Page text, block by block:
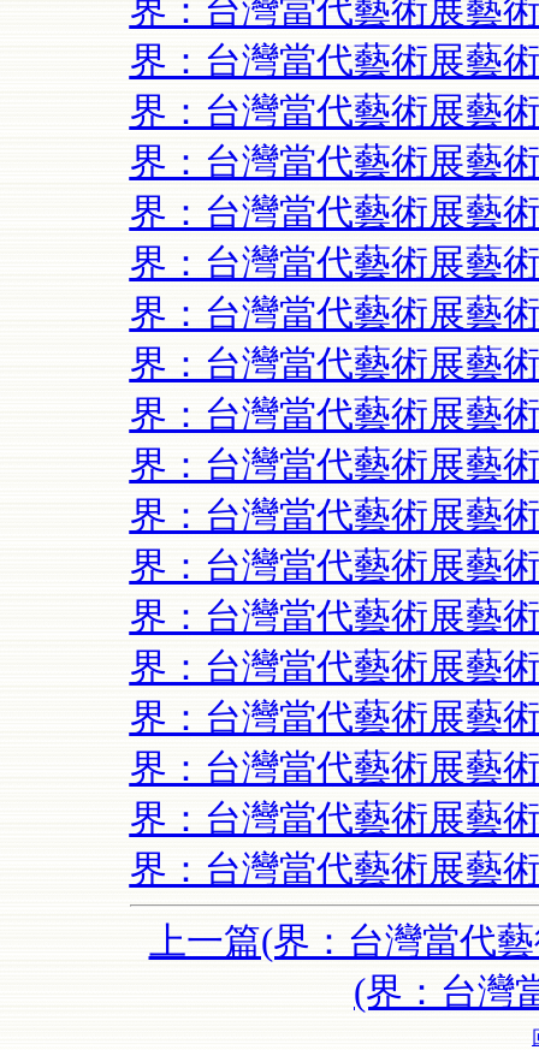
界：台灣當代藝術展藝
界：台灣當代藝術展藝
界：台灣當代藝術展藝
界：台灣當代藝術展藝
界：台灣當代藝術展藝
界：台灣當代藝術展藝
界：台灣當代藝術展藝
界：台灣當代藝術展藝
界：台灣當代藝術展藝
界：台灣當代藝術展藝
界：台灣當代藝術展藝
界：台灣當代藝術展藝
界：台灣當代藝術展藝
界：台灣當代藝術展藝
界：台灣當代藝術展藝
界：台灣當代藝術展藝
界：台灣當代藝術展藝
界：台灣當代藝術展藝
上一篇(界：台灣當代
(界：台灣